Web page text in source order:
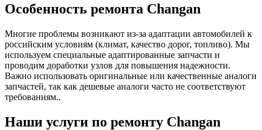
Особенность ремонта Changan
Многие проблемы возникают из-за адаптации автомобилей к
российским условиям (климат, качество дорог, топливо). Мы
используем специальные адаптированные запчасти и
проводим доработки узлов для повышения надежности.
Важно использовать оригинальные или качественные аналоги
запчастей, так как дешевые аналоги часто не соответствуют
требованиям..
Наши услуги по ремонту Changan